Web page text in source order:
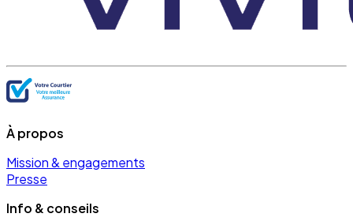
À propos
Mission & engagements
Presse
Info & conseils